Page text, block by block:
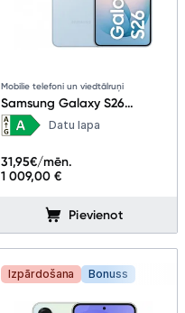
Mobilie telefoni un viedtālruņi
Samsung Galaxy S26
12+256GB Sky Blue
Datu lapa
1 009,00 €
31,95€/mēn.
Pievienot
Izpārdošana Bonuss